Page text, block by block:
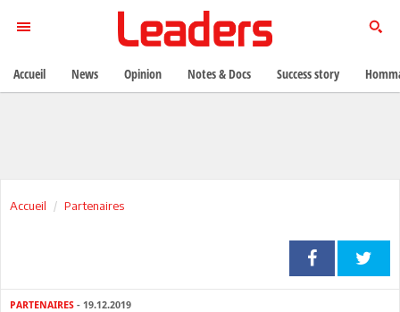
Accueil Partenaires
PARTENAIRES - 19.12.2019
Accueil News Opinion Notes & Docs Success story